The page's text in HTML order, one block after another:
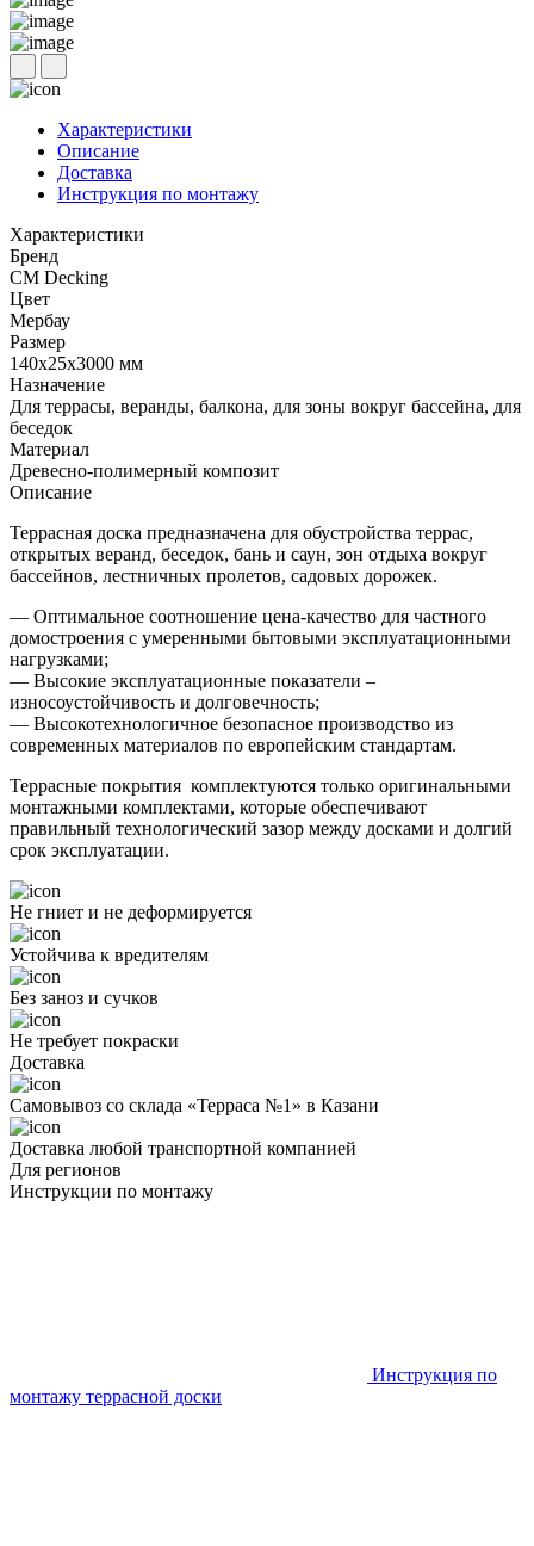
Характеристики
Описание
Доставка
Инструкция по монтажу
Характеристики
Бренд
CM Decking
Цвет
Мербау
Размер
140x25x3000 мм
Назначение
Для террасы, веранды, балкона, для зоны вокруг бассейна, для
беседок
Материал
Древесно-полимерный композит
Описание
Террасная доска предназначена для обустройства террас,
открытых веранд, беседок, бань и саун, зон отдыха вокруг
бассейнов, лестничных пролетов, садовых дорожек.
— Оптимальное соотношение цена-качество для частного
домостроения с умеренными бытовыми эксплуатационными
нагрузками;
— Высокие эксплуатационные показатели –
износоустойчивость и долговечность;
— Высокотехнологичное безопасное производство из
современных материалов по европейским стандартам.
Террасные покрытия комплектуются только оригинальными
монтажными комплектами, которые обеспечивают
правильный технологический зазор между досками и долгий
срок эксплуатации.
Не гниет и не деформируется
Устойчива к вредителям
Без заноз и сучков
Не требует покраски
Доставка
Самовывоз со склада «Терраса №1» в Казани
Доставка любой транспортной компанией
Для регионов
Инструкции по монтажу
Инструкция по
монтажу террасной доски